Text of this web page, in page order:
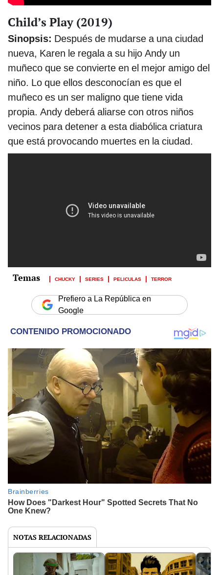
Child’s Play (2019)
Sinopsis: Después de mudarse a una ciudad
nueva, Karen le regala a su hijo Andy un
muñeco que se convierte en el mejor amigo del
niño. Lo que ellos desconocían es que el
muñeco es un ser maligno que tiene vida
propia. Andy deberá aliarse con otros niños
vecinos para detener a esta diabólica criatura
que está provocando muertes en la ciudad.
CHUCKY SERIES PELICULAS TERROR
Prefiero a La República en
Google
NOTAS RELACIONADAS